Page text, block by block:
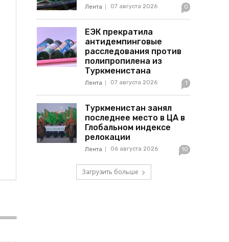
Лента 07 августа 2026 0
ЕЭК прекратила
антидемпинговые
расследования против
полипропилена из
Туркменистана
Лента 07 августа 2026 1
Туркменистан занял
последнее место в ЦА в
Глобальном индексе
релокации
Лента 06 августа 2026 10
Загрузить больше